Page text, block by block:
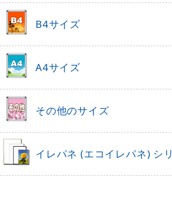
B4サイズ
A4サイズ
その他のサイズ
イレパネ (エコイレパネ) シ